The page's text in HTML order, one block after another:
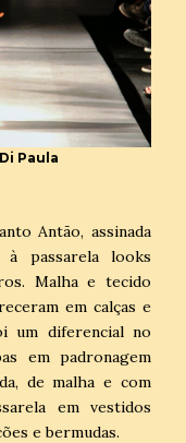
Paula
Antão, assinada
passarela looks
Malha e tecido
em calças e
um diferencial no
em padronagem
de malha e com
em vestidos
e bermudas.